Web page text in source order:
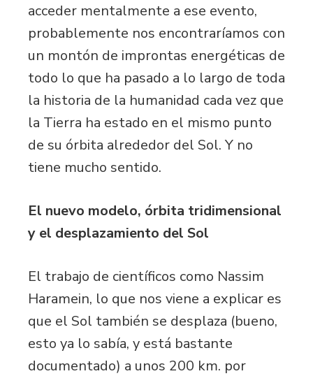
acceder mentalmente a ese evento,
probablemente nos encontraríamos con
un montón de improntas energéticas de
todo lo que ha pasado a lo largo de toda
la historia de la humanidad cada vez que
la Tierra ha estado en el mismo punto
de su órbita alrededor del Sol. Y no
tiene mucho sentido.
El nuevo modelo, órbita tridimensional
y el desplazamiento del Sol
El trabajo de científicos como Nassim
Haramein, lo que nos viene a explicar es
que el Sol también se desplaza (bueno,
esto ya lo sabía, y está bastante
documentado) a unos 200 km. por